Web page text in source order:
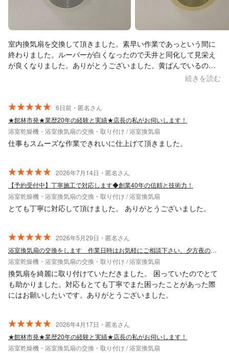
室内換気扇を交換して頂きました。素早い作業であっという間に
終わりました。ルーバーが白くなったので天井と同化して見栄え
が良くなりました。ありがとうございました。黄ばんでいるのは
続きを読む
6日前・匿名さん
★館林市発★業歴20年の経験と実績★店長の私がお伺いします！
浴室乾燥機・浴室換気扇の交換・取り付け / 浴室換気扇
仕事もスムーズな作業できれいに仕上げて頂きました。
2026年7月14日・匿名さん
【予約受付中】丁寧施工で対応します◆創業40年の信頼と技術力！
浴室乾燥機・浴室換気扇の交換・取り付け / 浴室換気扇
とても丁寧に対応して頂けました。 ありがとうございました。
2026年5月29日・匿名さん
浴室換気扇の交換をします 作業日時はお気軽にご相談下さい、夕方夜の対応も可能です
浴室乾燥機・浴室換気扇の交換・取り付け / 浴室換気扇
換気扇を綺麗に取り付けていただきました。 困っていたのでとて
も助かりました。対応もとても丁寧でまた困ったことがあった際
にはお願いしたいです。ありがとうございました。
2026年4月17日・匿名さん
★館林市発★業歴20年の経験と実績★店長の私がお伺いします！
浴室乾燥機・浴室換気扇の交換・取り付け / 浴室換気扇